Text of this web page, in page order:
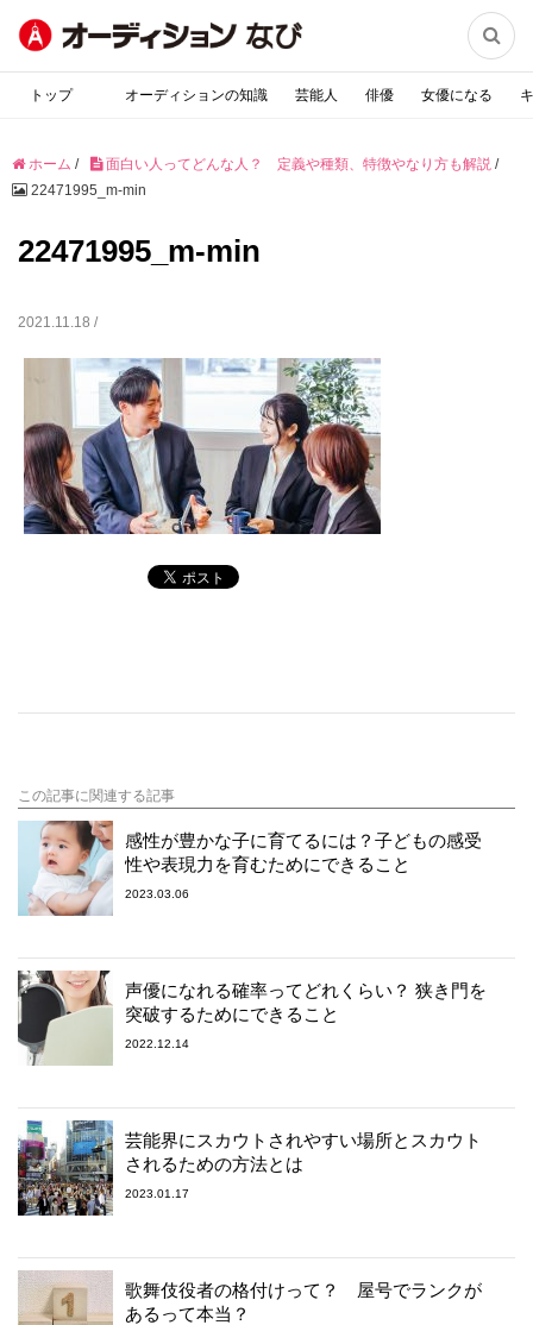

トップ オーディションの知識 芸能人 俳優 女優になる
ホーム / 面白い人ってどんな人？ 定義や種類、特徴やなり方も解説 /
22471995_m-min
22471995_m-min
2021.11.18 /
この記事に関連する記事
感性が豊かな子に育てるには？子どもの感受
性や表現力を育むためにできること
2023.03.06
声優になれる確率ってどれくらい？ 狭き門を
突破するためにできること
2022.12.14
芸能界にスカウトされやすい場所とスカウト
されるための方法とは
2023.01.17
歌舞伎役者の格付けって？ 屋号でランクが
あるって本当？